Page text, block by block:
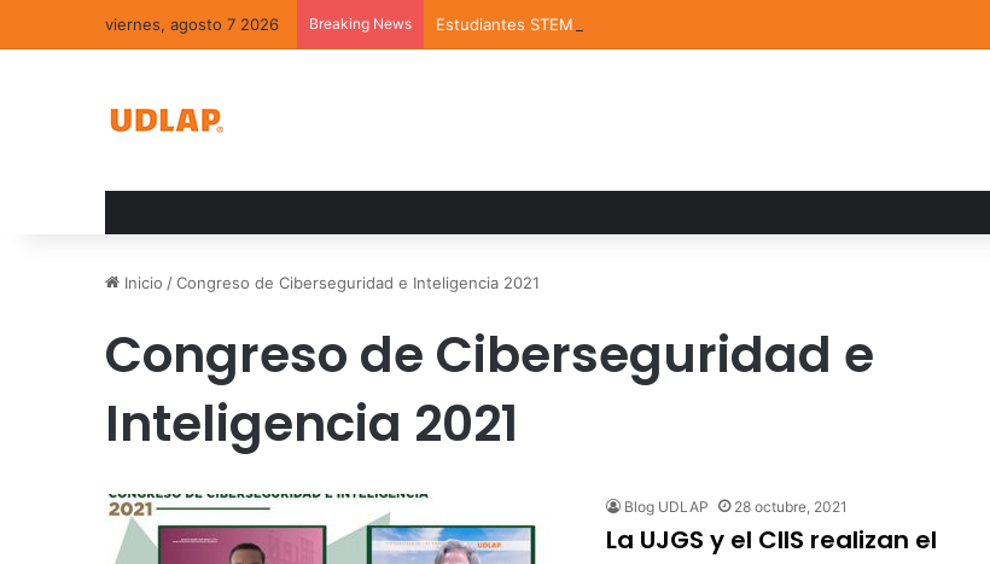
viernes, agosto 7 2026 Breaking News Estudiantes STEM de la UDLAP destacan en el MUTVI 2026
Inicio /Congreso de Ciberseguridad e Inteligencia 2021
Congreso de Ciberseguridad e
Inteligencia 2021
Blog UDLAP 28 octubre, 2021
La UJGS y el CIIS realizan el